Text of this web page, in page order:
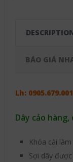
BÁO GIÁ
Lh:
Dây cảo
Khóa cài
Sợi dây